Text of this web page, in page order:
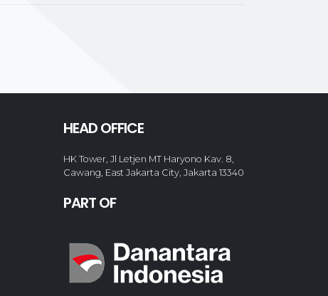
HEAD OFFICE
HK Tower, Jl Letjen MT Haryono Kav. 8,
Cawang, East Jakarta City, Jakarta 13340
PART OF